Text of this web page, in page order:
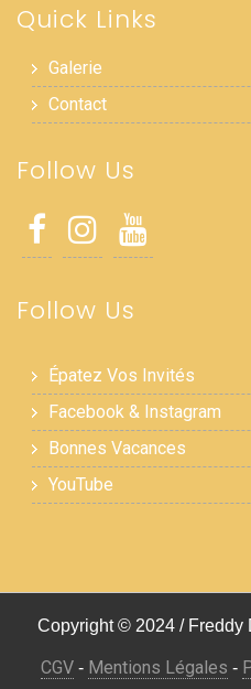
Quick Links
Galerie
Contact
Follow Us
Follow Us
Épatez Vos Invités
Facebook & Instagram
Bonnes Vacances
YouTube
Copyright © 2024 / Freddy
CGV- Mentions Légales -